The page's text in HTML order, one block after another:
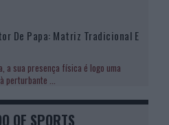
De Papa: Matriz Tradicional E
a sua presença física é logo uma
perturbante ...
OF SPORTS